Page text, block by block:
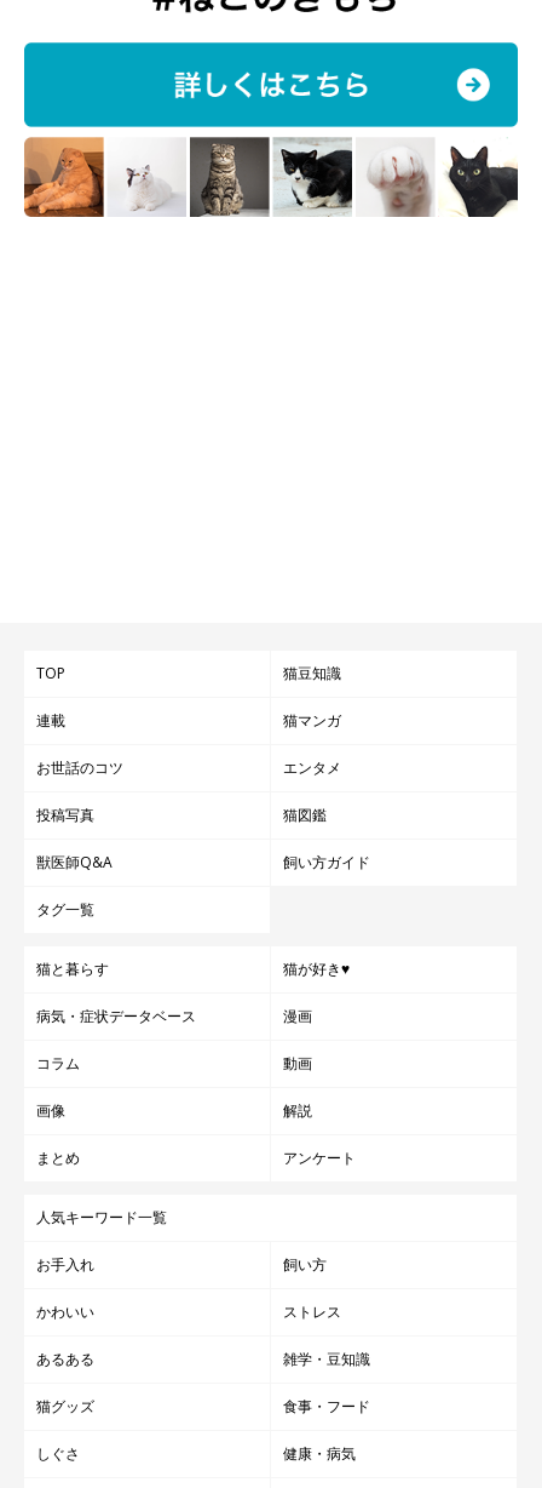
ねこのきもち投稿写真ギャラリー
せです。しかしここは、トイレのドアの前！飼い主さんは「踏ん
TOP 猫豆知識
連載 猫マンガ
お世話のコツ エンタメ
投稿写真 猫図鑑
獣医師Q&A 飼い方ガイド
タグ一覧
猫と暮らす 猫が好き♥
病気・症状データベース 漫画
コラム 動画
画像 解説
まとめ アンケート
人気キーワード一覧
お手入れ 飼い方
かわいい ストレス
あるある 雑学・豆知識
猫グッズ 食事・フード
しぐさ 健康・病気